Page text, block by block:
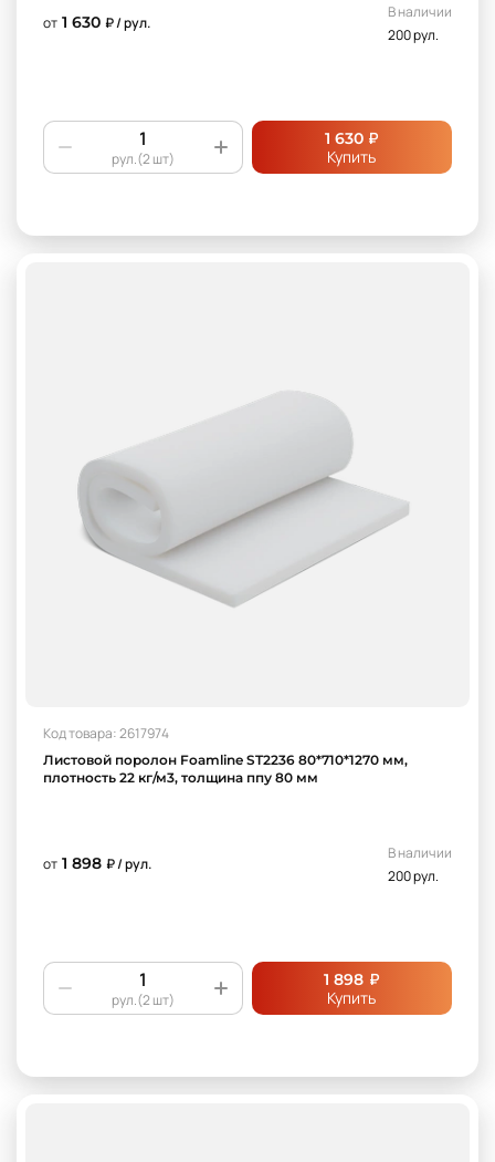
от 1 630 ₽ / рул.
В наличии
200 рул.
рул.(2 шт)
1 630 ₽
Купить
Код товара: 2617974
Листовой поролон Foamline ST2236 80*710*1270 мм,
плотность 22 кг/м3, толщина ппу 80 мм
от 1 898 ₽ / рул.
В наличии
200 рул.
рул.(2 шт)
1 898 ₽
Купить